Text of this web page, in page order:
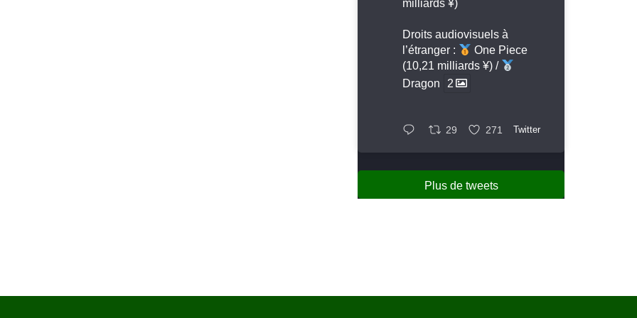
milliards ¥)
Droits audiovisuels à
l’étranger :
One Piece
(10,21 milliards ¥) /
Dragon
2
29 271 Twitter
Plus de tweets